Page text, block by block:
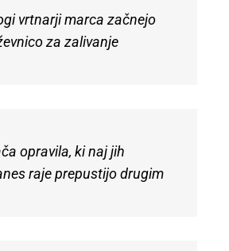
vrtnarji marca začnejo
za zalivanje
opravila, ki naj jih
raje prepustijo drugim